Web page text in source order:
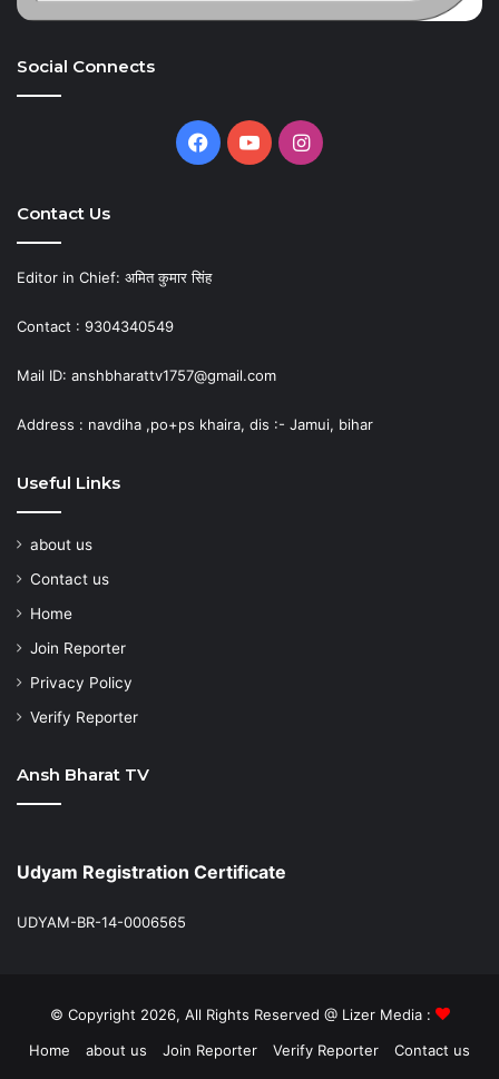
Social Connects
Facebook
YouTubeInstagram
Contact Us
Editor in Chief: अमित कुमार सिंह
Contact : 9304340549
Mail ID: anshbharattv1757@gmail.com
Address : navdiha ,po+ps khaira, dis :- Jamui, bihar
Useful Links
about us
Contact us
Home
Join Reporter
Privacy Policy
Verify Reporter
Ansh Bharat TV
Udyam Registration Certificate
UDYAM-BR-14-0006565
© Copyright 2026, All Rights Reserved @ Lizer Media :
Home
about us Join Reporter Verify Reporter Contact us